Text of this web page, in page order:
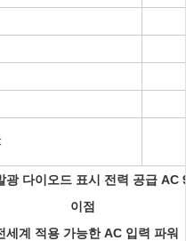
다이오드 표시 전력 공급 AC
이점
세계 적용 가능한 AC 입력 파워